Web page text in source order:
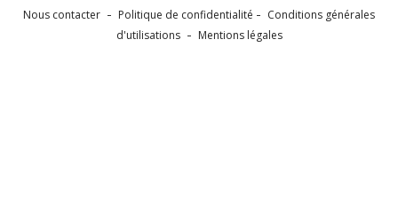
Nous contacter Politique de confidentialité
Conditions générales
d'utilisations
Mentions légales